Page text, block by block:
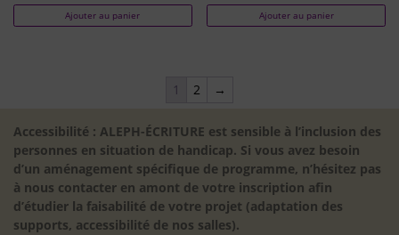
Ajouter au panier Ajouter au panier
1 2 →
Accessibilité : ALEPH-ÉCRITURE est sensible à l’inclusion des
personnes en situation de handicap. Si vous avez besoin
d’un aménagement spécifique de programme, n’hésitez pas
à nous contacter en amont de votre inscription afin
d’étudier la faisabilité de votre projet (adaptation des
supports, accessibilité de nos salles).